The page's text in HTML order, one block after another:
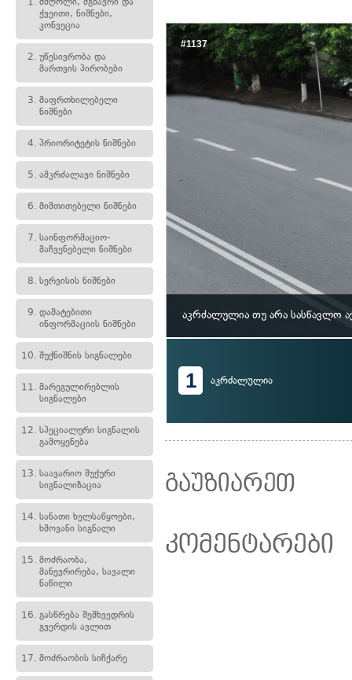
ქვეითი, ნიშნები,
კონვეცია
2. უწესივრობა და
მართვის პირობები
3. მაფრთხილებელი
ნიშნები
4. პრიორიტეტის ნიშნები
5. ამკრძალავი ნიშნები
6. მიმთითებელი ნიშნები
7. საინფორმაციო-
მაჩვენებელი ნიშნები
8. სერვისის ნიშნები
9. დამატებითი
ინფორმაციის ნიშნები
10. შუქნიშნის სიგნალები
11. მარეგულირებლის
სიგნალები
12. სპეციალური სიგნალის
გამოყენება
13. საავარიო შუქური
სიგნალიზაცია
14. სანათი ხელსაწყოები,
ხმოვანი სიგნალი
15. მოძრაობა,
მანევრირება, სავალი
ნაწილი
16. გასწრება შემხვედრის
გვერდის ავლით
17. მოძრაობის სიჩქარე
#1137
აკრძალულია თუ არა სასწავლო
1 აკრძალულია
გაუზიარეთ
კომენტარები